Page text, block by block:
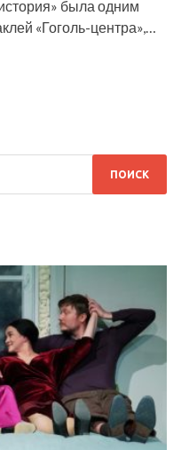
была одним
«Гоголь-центра»,…